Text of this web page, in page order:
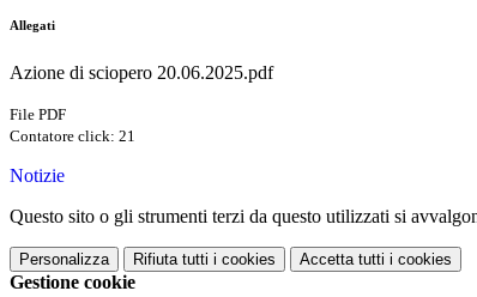
Allegati
Azione di sciopero 20.06.2025.pdf
File PDF
Contatore click: 21
Notizie
Questo sito o gli strumenti terzi da questo utilizzati si
Personalizza Rifiuta tutti i cookies Accetta tutti i cookies
Gestione cookie